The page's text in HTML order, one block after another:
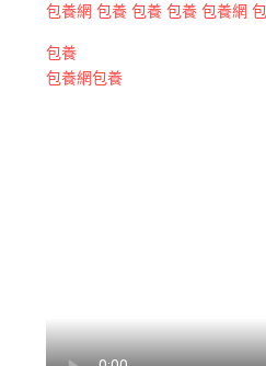
包養網 包養 包養 包養 包養網
包養
包養網包養